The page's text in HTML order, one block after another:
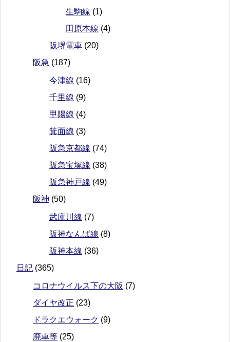
生駒線 (1)
田原本線 (4)
阪堺電車 (20)
阪急 (187)
今津線 (16)
千里線 (9)
甲陽線 (4)
箕面線 (3)
阪急京都線 (74)
阪急宝塚線 (38)
阪急神戸線 (49)
阪神 (50)
武庫川線 (7)
阪神なんば線 (8)
阪神本線 (36)
日記 (365)
コロナウイルス下の大阪 (7)
ダイヤ改正 (23)
ドラクエウォーク (9)
廃車等 (25)